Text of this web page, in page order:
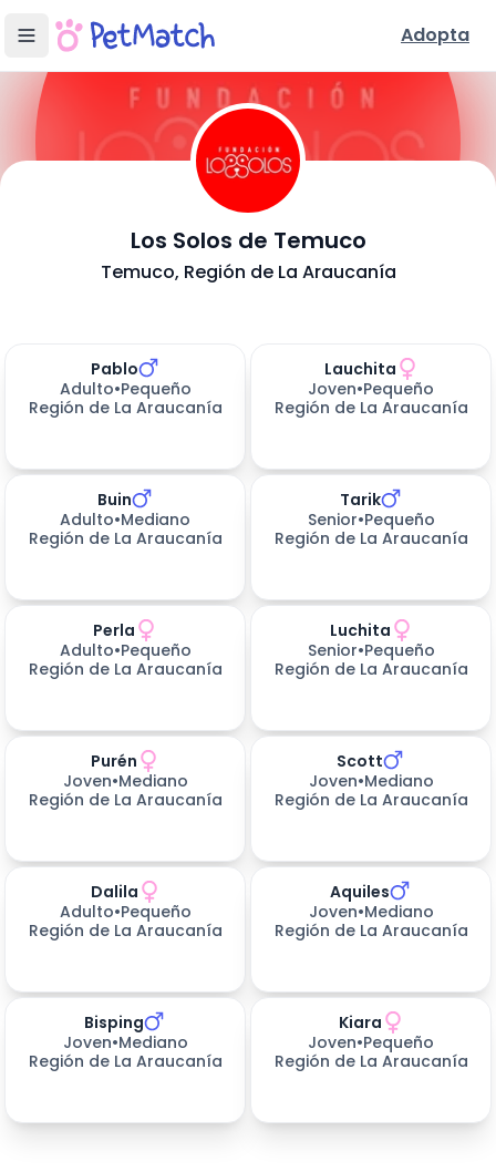
Adopta
Los Solos de Temuco-
Conoce Nuestra Fundación
Temuco, Región de La Araucanía
días esperando
Pablo
Adulto•Pequeño
Región de La Araucanía
días esperando
Lauchita
Joven•Pequeño
Región de La Araucanía
días esperando
Buin
Adulto•Mediano
Región de La Araucanía
días esperando
Tarik
Senior•Pequeño
Región de La Araucanía
días esperando
Perla
Adulto•Pequeño
Región de La Araucanía
días esperando
Luchita
Senior•Pequeño
Región de La Araucanía
días esperando
Purén
Joven•Mediano
Región de La Araucanía
días esperando
Scott
Joven•Mediano
Región de La Araucanía
días esperando
Dalila
Adulto•Pequeño
Región de La Araucanía
días esperando
Aquiles
Joven•Mediano
Región de La Araucanía
días esperando
Bisping
Joven•Mediano
Región de La Araucanía
días esperando
Kiara
Joven•Pequeño
Región de La Araucanía